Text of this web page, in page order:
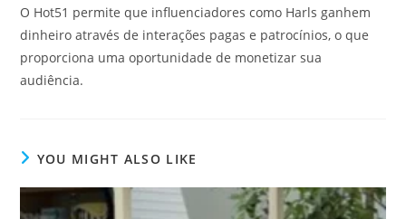
O Hot51 permite que influenciadores como Harls ganhem
dinheiro através de interações pagas e patrocínios, o que
proporciona uma oportunidade de monetizar sua
audiência.
YOU MIGHT ALSO LIKE